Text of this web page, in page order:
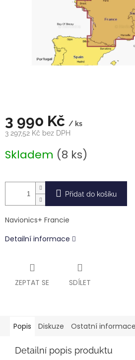
3 990 Kč / ks
3 297,52 Kč bez DPH
cena:
Skladem (8 ks)
Přidat do košíku
Navionics+ Francie
Detailní informace
ZEPTAT SE SDÍLET
Popis Diskuze Ostatní informace
Detailní popis produktu